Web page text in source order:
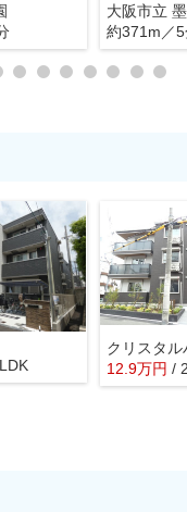
大阪市立
約371m／
12.9万円 /